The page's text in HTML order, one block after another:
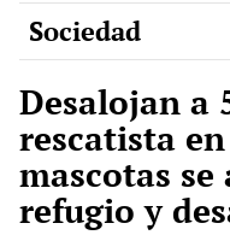
Sociedad
Desalojan a
rescatista
mascotas
refugio y